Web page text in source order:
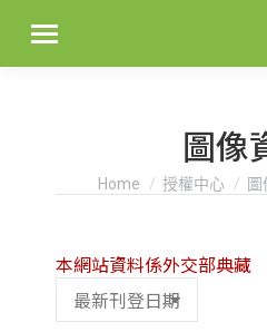
圖像
You are here:
Home 授權中心 圖
本網站資料係外交部典藏